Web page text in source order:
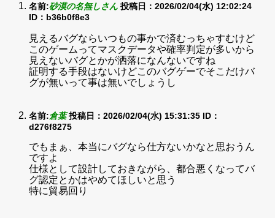
名前:砂漠の名無しさん 投稿日：2026/02/04(水) 12:02:24
ID：b36b0f8e3
見えるバグならいつもの事かで済むっちゃすむけど
このゲームってマスクデータや確率判定が多いから
見えないバグとかが洒落になんないですね
証明する手段はないけどこのバグゲーでそこだけバ
グが無いって事は無いでしょうし
名前:倉葉 投稿日：2026/02/04(水) 15:31:35 ID：
d276f8275
でもまぁ、本当にバグなら仕方ないかなと思おうん
ですよ
仕様として設計しておきながら、都合悪くなってバ
グ認定とかはやめてほしいと思う
特に貿易回り